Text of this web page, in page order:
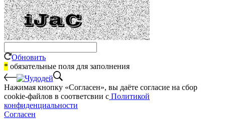
Обновить
* обязательные поля для заполнения
Нажимая кнопку «Согласен», вы даёте cогласие на сбор
cookie-файлов в соответсвии с Политикой
конфиденциальности
Согласен